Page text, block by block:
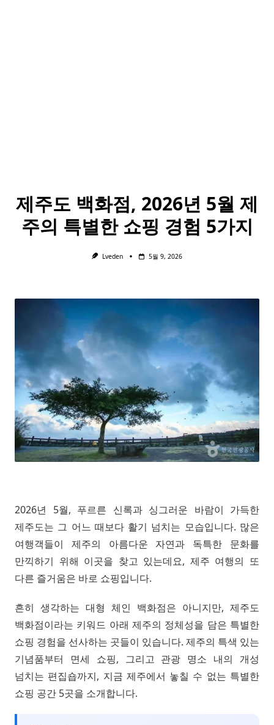
제주도 백화점, 2026년 5월 제
주의 특별한 쇼핑 경험 5가지
Lveden 5월 9, 2026
2026년 5월, 푸르른 신록과 싱그러운 바람이 가득한
제주도는 그 어느 때보다 활기 넘치는 모습입니다. 많은
여행객들이 제주의 아름다운 자연과 독특한 문화를
만끽하기 위해 이곳을 찾고 있는데요, 제주 여행의 또
다른 즐거움은 바로 쇼핑입니다.
흔히 생각하는 대형 체인 백화점은 아니지만, 제주도
백화점이라는 키워드 아래 제주의 정체성을 담은 특별한
쇼핑 경험을 선사하는 곳들이 있습니다. 제주의 특색 있는
기념품부터 면세 쇼핑, 그리고 관광 명소 내의 개성
넘치는 편집숍까지, 지금 제주에서 놓칠 수 없는 특별한
쇼핑 공간 5곳을 소개합니다.